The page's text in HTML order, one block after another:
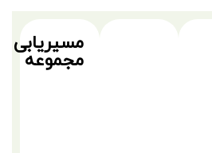
مسیریابی
مجموعه